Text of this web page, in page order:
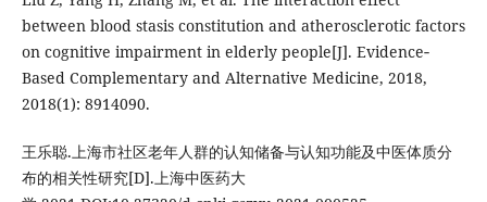
between blood stasis constitution and atherosclerotic factors
on cognitive impairment in elderly people[J]. Evidence‐
Based Complementary and Alternative Medicine, 2018,
2018(1): 8914090.
王乐聪.上海市社区老年人群的认知储备与认知功能及中医体质分
布的相关性研究[D].上海中医药大